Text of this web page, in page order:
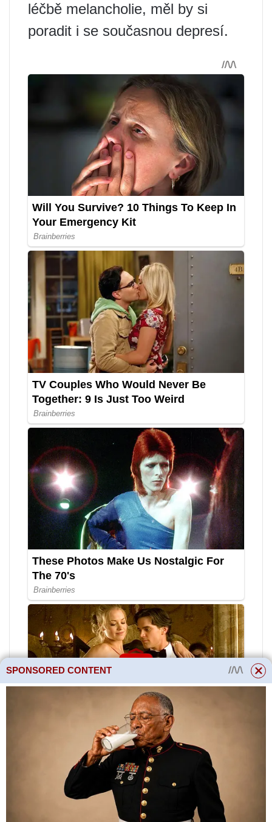
léčbě melancholie, měl by si
poradit i se současnou depresí.
Stává se to (i když teď jen zřídka)
a se zdravím je vše v pořádku.
SPONSORED CONTENT